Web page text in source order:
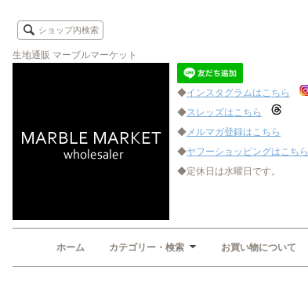
ショップ内検索
生地通販 マーブルマーケット
◆インスタグラムはこちら
◆スレッズはこちら
◆メルマガ登録はこちら
◆ヤフーショッピングはこちら
◆定休日は水曜日です。
ホーム カテゴリー・検索 お買い物について